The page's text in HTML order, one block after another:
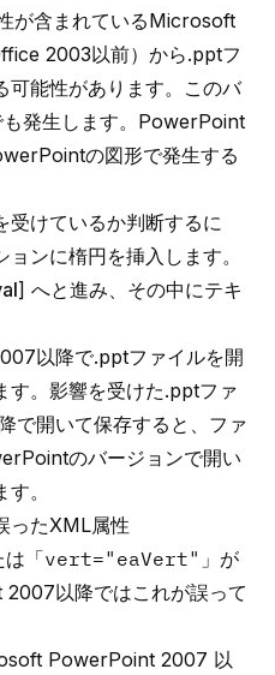
が含まれているMicrosoft
2003以前）から.pptフ
可能性があります。このバ
発生します。PowerPoint
の図形で発生する
受けているか判断するに
ンに楕円を挿入します。
] へと進み、その中にテキ
以降で.pptファイルを開
す。影響を受けた.pptファ
で開いて保存すると、ファ
のバージョンで開い
。
ったXML属性
は「vert="eaVert" 」が
以降ではこれが誤って
PowerPoint 2007 以